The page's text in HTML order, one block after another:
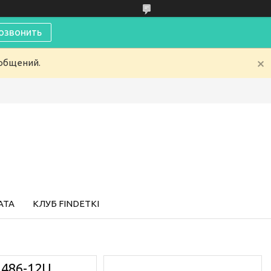
КЛУБ FINDETKI